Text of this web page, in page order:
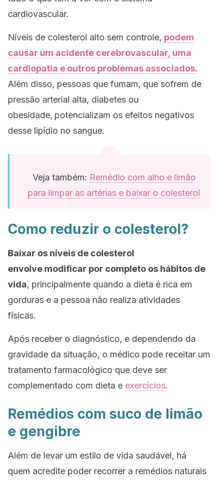
cardiovascular.
Níveis de colesterol alto sem controle, podem
causar um acidente cerebrovascular, uma
cardiopatia e outros problemas associados.
Além disso, pessoas que fumam, que sofrem de
pressão arterial alta, diabetes ou
obesidade, potencializam os efeitos negativos
desse lipídio no sangue.
Veja também: Remédio com alho e limão
para limpar as artérias e baixar o colesterol
Como reduzir o colesterol?
Baixar os níveis de colesterol
envolve modificar por completo os hábitos de
vida, principalmente quando a dieta é rica em
gorduras e a pessoa não realiza atividades
físicas.
Após receber o diagnóstico, e dependendo da
gravidade da situação, o médico pode receitar um
tratamento farmacológico que deve ser
complementado com dieta e exercícios.
Remédios com suco de limão
e gengibre
Além de levar um estilo de vida saudável, há
quem acredite poder recorrer a remédios naturais